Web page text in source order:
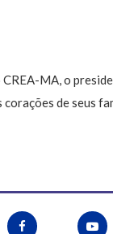
MA, o
de seus